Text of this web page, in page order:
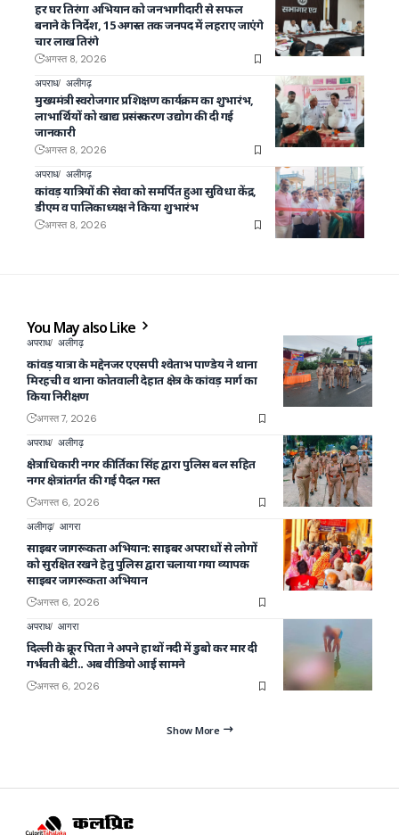
हर घर तिरंगा अभियान को जनभागीदारी से सफल
बनाने के निर्देश, 15 अगस्त तक जनपद में लहराए जाएंगे
चार लाख तिरंगे
अगस्त 8, 2026
अपराध अलीगढ़
मुख्यमंत्री स्वरोजगार प्रशिक्षण कार्यक्रम का शुभारंभ,
लाभार्थियों को खाद्य प्रसंस्करण उद्योग की दी गई
जानकारी
अगस्त 8, 2026
अपराध अलीगढ़
कांवड़ यात्रियों की सेवा को समर्पित हुआ सुविधा केंद्र,
डीएम व पालिकाध्यक्ष ने किया शुभारंभ
अगस्त 8, 2026
You May also Like
अपराध अलीगढ़
कांवड़ यात्रा के मद्देनजर एएसपी श्वेताभ पाण्डेय ने थाना
मिरहची व थाना कोतवाली देहात क्षेत्र के कांवड़ मार्ग का
किया निरीक्षण
अगस्त 7, 2026
अपराध अलीगढ़
क्षेत्राधिकारी नगर कीर्तिका सिंह द्वारा पुलिस बल सहित
नगर क्षेत्रांतर्गत की गई पैदल गस्त
अगस्त 6, 2026
अलीगढ़ आगरा
साइबर जागरूकता अभियान: साइबर अपराधों से लोगों
को सुरक्षित रखने हेतु पुलिस द्वारा चलाया गया व्यापक
साइबर जागरूकता अभियान
अगस्त 6, 2026
अपराध आगरा
दिल्ली के क्रूर पिता ने अपने हाथों नदी में डुबो कर मार दी
गर्भवती बेटी.. अब वीडियो आई सामने
अगस्त 6, 2026
Show More